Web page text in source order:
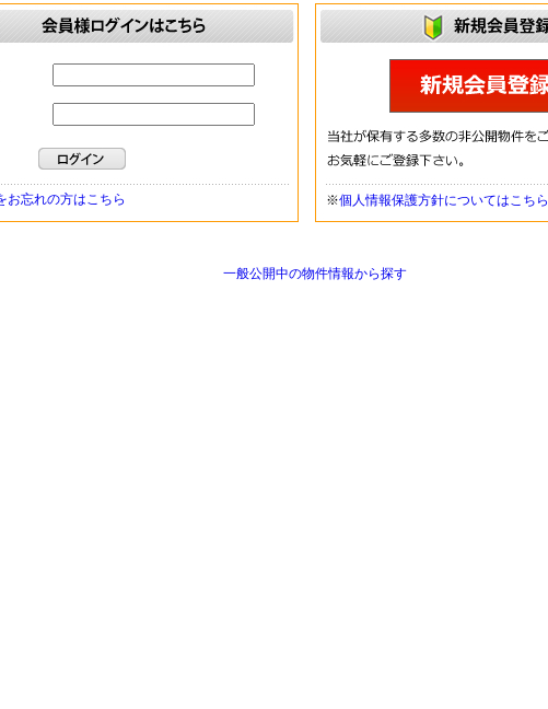
お忘れの方はこちら ※個人情報保護方針についてはこちら
一般公開中の物件情報から探す